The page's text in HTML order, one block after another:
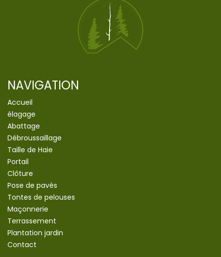
NAVIGATION
Accueil
élagage
Abattage
Débroussaillage
Taille de Haie
Portail
Clôture
Pose de pavés
Tontes de pelouses
Maçonnerie
Terrassement
Plantation jardin
Contact